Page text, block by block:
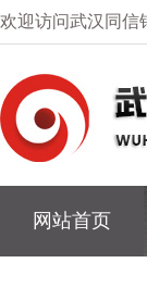
欢迎访问武汉同信
网站首页